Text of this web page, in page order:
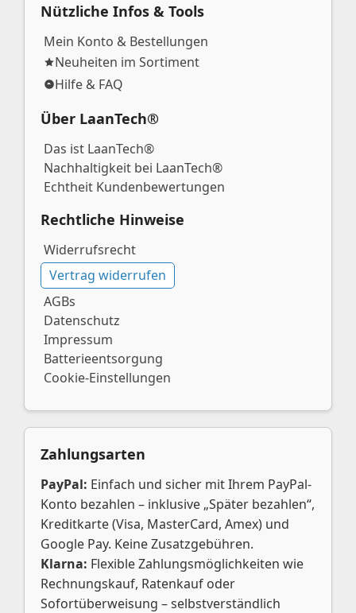
Nützliche Infos & Tools
Mein Konto & Bestellungen
Neuheiten im Sortiment
Hilfe & FAQ
Über LaanTech®
Das ist LaanTech®
Nachhaltigkeit bei LaanTech®
Echtheit Kundenbewertungen
Rechtliche Hinweise
Widerrufsrecht
Vertrag widerrufen
AGBs
Datenschutz
Impressum
Batterieentsorgung
Cookie-Einstellungen
Zahlungsarten
PayPal: Einfach und sicher mit Ihrem PayPal-
Konto bezahlen – inklusive „Später bezahlen“,
Kreditkarte (Visa, MasterCard, Amex) und
Google Pay. Keine Zusatzgebühren.
Klarna: Flexible Zahlungsmöglichkeiten wie
Rechnungskauf, Ratenkauf oder
Sofortüberweisung – selbstverständlich